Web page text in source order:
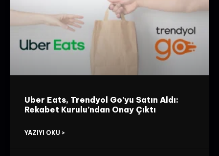
Uber Eats, Trendyol Go’yu Satın Aldı:
Rekabet Kurulu’ndan Onay Çıktı
YAZIYI OKU >